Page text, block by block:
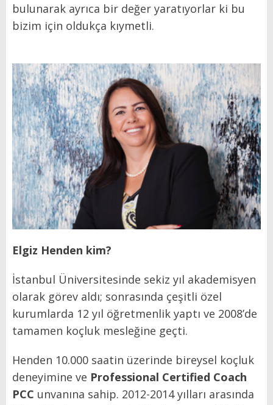
bulunarak ayrıca bir değer yaratıyorlar ki bu
bizim için oldukça kıymetli.
Elgiz Henden kim?
İstanbul Üniversitesinde sekiz yıl akademisyen
olarak görev aldı; sonrasında çeşitli özel
kurumlarda 12 yıl öğretmenlik yaptı ve 2008’de
tamamen koçluk mesleğine geçti.
Henden 10.000 saatin üzerinde bireysel koçluk
deneyimine ve Professional Certified Coach
PCC unvanına sahip. 2012-2014 yılları arasında